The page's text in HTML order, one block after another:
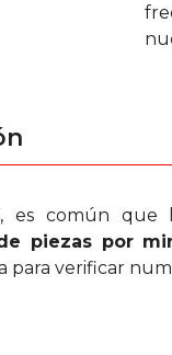
es común que
piezas por
para verificar